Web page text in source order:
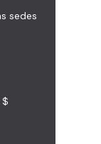
sedes
$